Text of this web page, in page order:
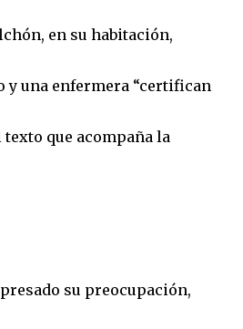
en su habitación,
y una enfermera “certifican
texto que acompaña la
su preocupación,